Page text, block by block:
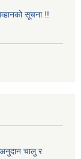
सूचना !!
चालु र